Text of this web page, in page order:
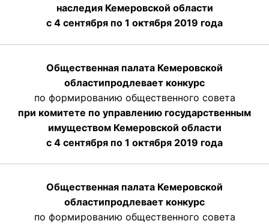
наследия Кемеровской области
с 4 сентября по 1 октября 2019 года
Общественная палата Кемеровской
областипродлевает конкурс
по формированию общественного совета
при комитете по управлению государственным
имуществом Кемеровской области
с 4 сентября по 1 октября 2019 года
Общественная палата Кемеровской
областипродлевает конкурс
по формированию общественного совета